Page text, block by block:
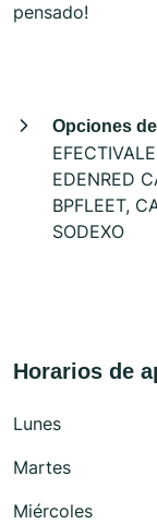
pensado!
Opciones
EDENRED
BPFLEET,
SODEXO
Horarios de
Lunes
Martes
Miércoles